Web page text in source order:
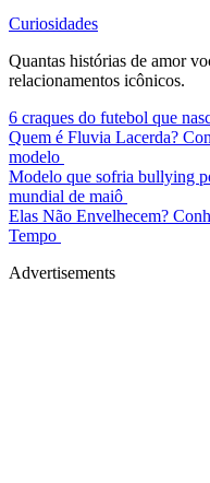
Curiosidades
Quantas histórias de amor
relacionamentos icônicos.
6 craques do futebol que
Quem é Fluvia Lacerda?
modelo
Modelo que sofria bullying
mundial de maiô
Elas Não Envelhecem?
Tempo
Advertisements